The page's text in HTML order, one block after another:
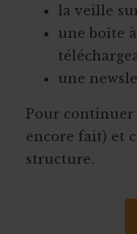
la veille
une boîte
une
Pour continuer
encore fait) et
structure.